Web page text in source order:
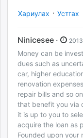
Хариулах · Устгах
Ninicesee ·
Money can be
dues such as
car, higher
renovation
repair bills and so
that benefit you via
it is up to you to
acquire the loan as
Founded upon your